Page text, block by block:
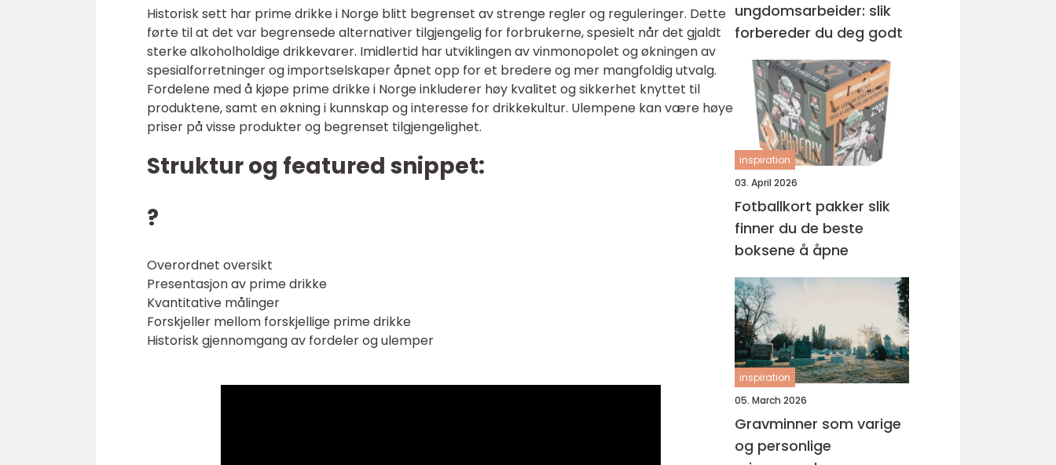
Historisk sett har prime drikke i Norge blitt begrenset av strenge regler og reguleringer. Dette
førte til at det var begrensede alternativer tilgjengelig for forbrukerne, spesielt når det gjaldt
sterke alkoholholdige drikkevarer. Imidlertid har utviklingen av vinmonopolet og økningen av
spesialforretninger og importselskaper åpnet opp for et bredere og mer mangfoldig utvalg.
Fordelene med å kjøpe prime drikke i Norge inkluderer høy kvalitet og sikkerhet knyttet til
produktene, samt en økning i kunnskap og interesse for drikkekultur. Ulempene kan være høye
priser på visse produkter og begrenset tilgjengelighet.
Struktur og featured snippet:
?
Overordnet oversikt
Presentasjon av prime drikke
Kvantitative målinger
Forskjeller mellom forskjellige prime drikke
Historisk gjennomgang av fordeler og ulemper
ungdomsarbeider: slik
forbereder du deg godt
inspiration
03. April 2026
Fotballkort pakker slik
finner du de beste
boksene å åpne
inspiration
05. March 2026
Gravminner som varige
og personlige